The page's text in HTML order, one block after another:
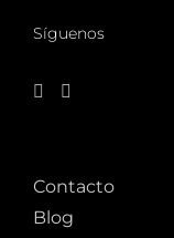
Síguenos
Contacto
Blog